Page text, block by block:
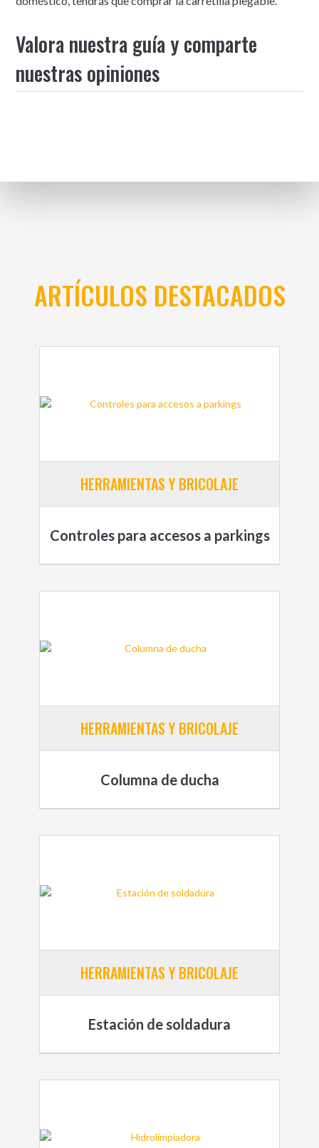
Valora nuestra guía y comparte
nuestras opiniones
ARTÍCULOS DESTACADOS
HERRAMIENTAS Y BRICOLAJE
Controles para accesos a parkings
HERRAMIENTAS Y BRICOLAJE
Columna de ducha
HERRAMIENTAS Y BRICOLAJE
Estación de soldadura